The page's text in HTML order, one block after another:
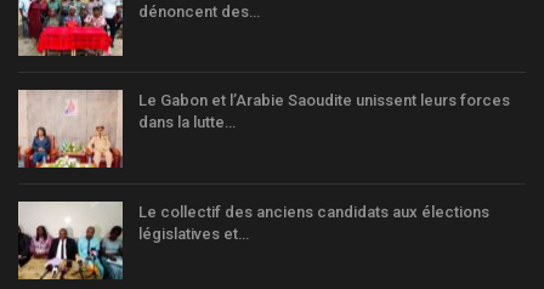
dénoncent des…
Le Gabon et l’Arabie Saoudite unissent leurs forces
dans la lutte…
Le collectif des anciens candidats aux élections
législatives et…